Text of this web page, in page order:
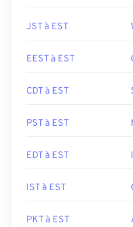
JST à EST
EEST à EST
CDT à EST
PST à EST
EDT à EST
IST à EST
PKT à EST